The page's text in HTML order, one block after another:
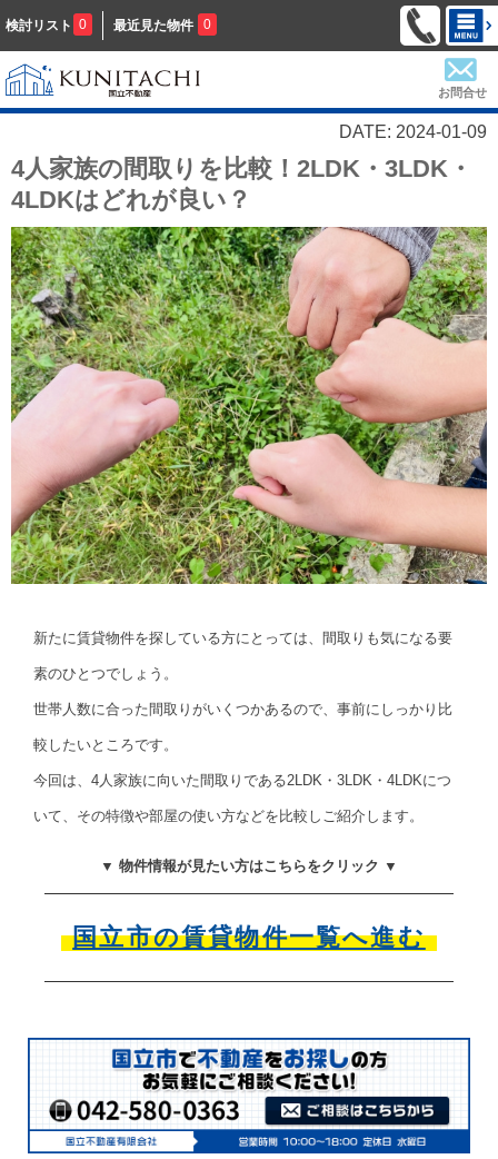
検討リスト 0 最近見た物件 0
お問合せ
DATE: 2024-01-09
4人家族の間取りを比較！2LDK・3LDK・
4LDKはどれが良い？
新たに賃貸物件を探している方にとっては、間取りも気になる要
素のひとつでしょう。
世帯人数に合った間取りがいくつかあるので、事前にしっかり比
較したいところです。
今回は、4人家族に向いた間取りである2LDK・3LDK・4LDKにつ
いて、その特徴や部屋の使い方などを比較しご紹介します。
▼ 物件情報が見たい方はこちらをクリック ▼
国立市の賃貸物件一覧へ進む